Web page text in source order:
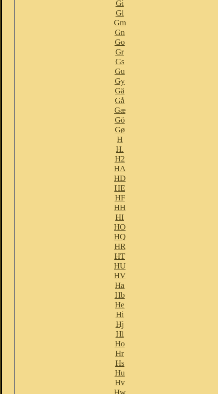
Gi
Gl
Gm
Gn
Go
Gr
Gs
Gu
Gy
Gä
Gå
Gæ
Gö
Gø
H
H.
H2
HA
HD
HE
HF
HH
HI
HO
HQ
HR
HT
HU
HV
Ha
Hb
He
Hi
Hj
Hl
Ho
Hr
Hs
Hu
Hv